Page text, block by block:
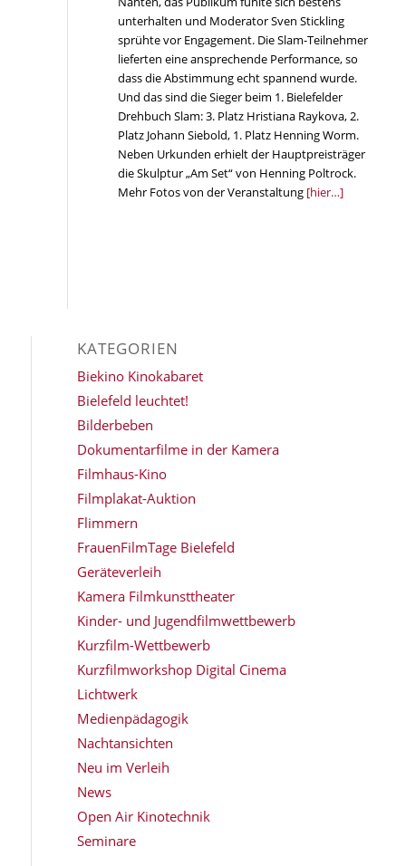
unterhalten und Moderator Sven Stickling
sprühte vor Engagement. Die Slam-Teilnehmer
lieferten eine ansprechende Performance, so
dass die Abstimmung echt spannend wurde.
Und das sind die Sieger beim 1. Bielefelder
Drehbuch Slam: 3. Platz Hristiana Raykova, 2.
Platz Johann Siebold, 1. Platz Henning Worm.
Neben Urkunden erhielt der Hauptpreisträger
die Skulptur „Am Set“ von Henning Poltrock.
Mehr Fotos von der Veranstaltung [hier…]
KATEGORIEN
Biekino Kinokabaret
Bielefeld leuchtet!
Bilderbeben
Dokumentarfilme in der Kamera
Filmhaus-Kino
Filmplakat-Auktion
Flimmern
FrauenFilmTage Bielefeld
Geräteverleih
Kamera Filmkunsttheater
Kinder- und Jugendfilmwettbewerb
Kurzfilm-Wettbewerb
Kurzfilmworkshop Digital Cinema
Lichtwerk
Medienpädagogik
Nachtansichten
Neu im Verleih
News
Open Air Kinotechnik
Seminare